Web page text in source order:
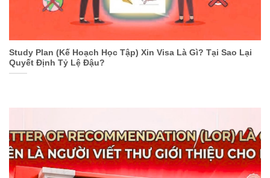
Study Plan (Kế Hoạch Học Tập) Xin Visa Là Gì? Tại Sao Lại
Quyết Định Tỷ Lệ Đậu?